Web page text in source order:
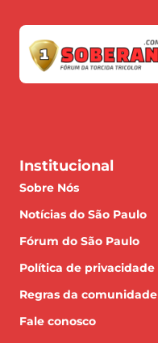
Institucional
Sobre Nós
Notícias do São Paulo
Fórum do São Paulo
Política de privacidade
Regras da comunidade
Fale conosco